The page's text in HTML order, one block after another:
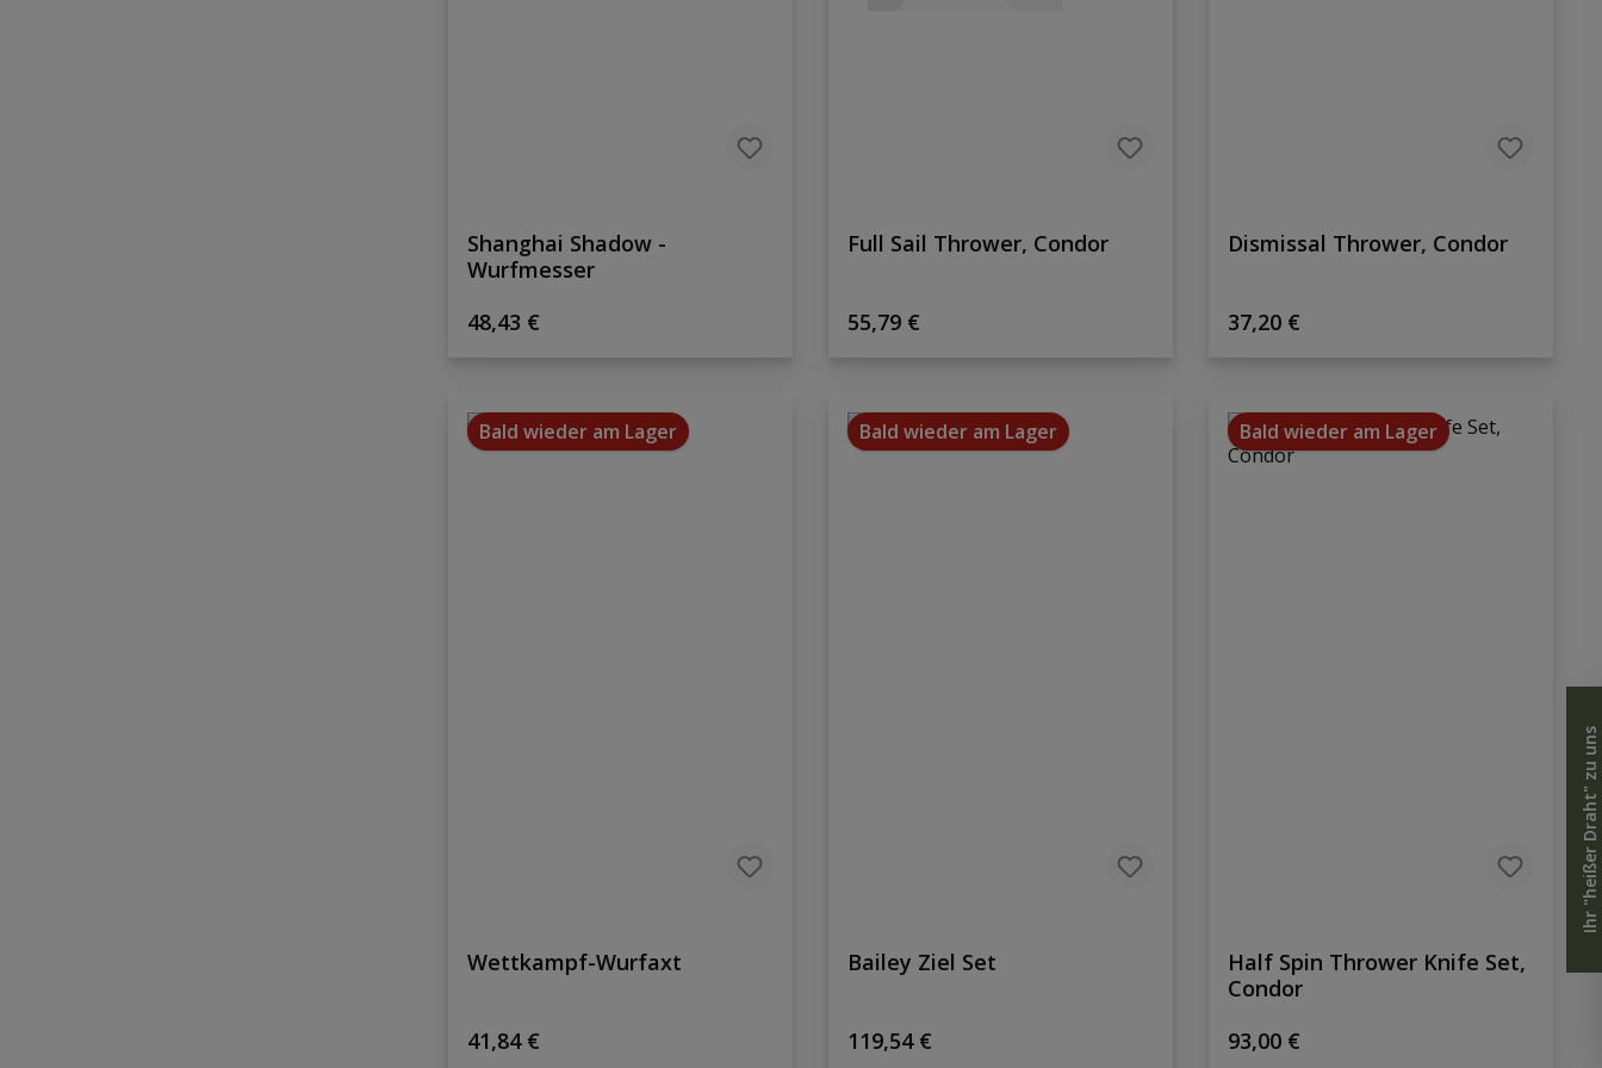
Shanghai Shadow -
Wurfmesser
Regulärer Preis:
48,43 €
Full Sail Thrower, Condor
Regulärer Preis:
55,79 €
Dismissal Thrower, Condor
Regulärer Preis:
37,20 €
Bald wieder am Lager
Wettkampf-Wurfaxt
Regulärer Preis:
41,84 €
Bald wieder am Lager
Bailey Ziel Set
Regulärer Preis:
119,54 €
Bald wieder am Lager
Half Spin Thrower Knife Set,
Condor
Regulärer Preis:
93,00 €
Ihr "heißer Draht" zu uns